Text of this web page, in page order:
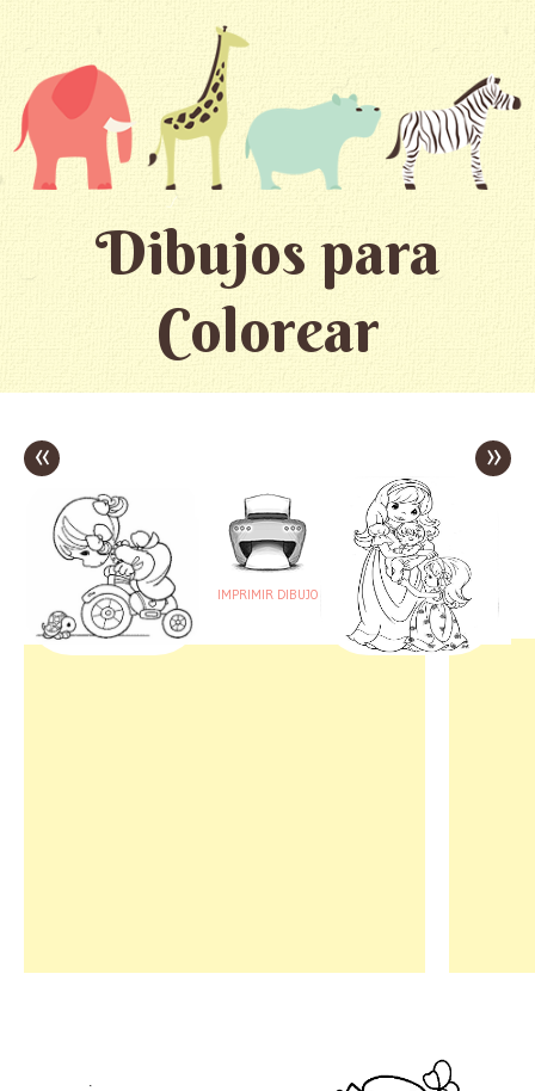
Dibujos para
Colorear
«
IMPRIMIR DIBUJO
»